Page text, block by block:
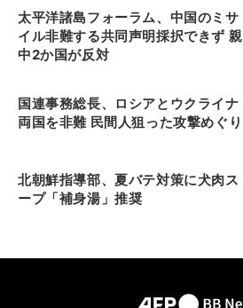
太平洋諸島フォーラム、中国のミサ
イル非難する共同声明採択できず 親
中2か国が反対
国連事務総長、ロシアとウクライナ
両国を非難 民間人狙った攻撃めぐり
北朝鮮指導部、夏バテ対策に犬肉ス
ープ「補身湯」推奨